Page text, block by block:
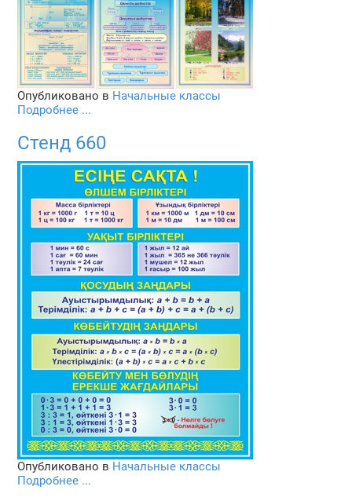
Опубликовано в Начальные классы
Подробнее ...
Стенд 660
Опубликовано в Начальные классы
Подробнее ...